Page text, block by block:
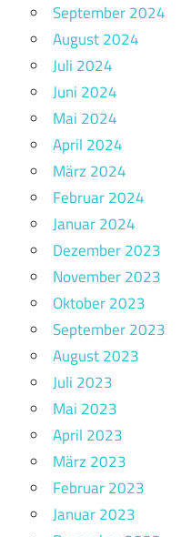
September 2024
August 2024
Juli 2024
Juni 2024
Mai 2024
April 2024
März 2024
Februar 2024
Januar 2024
Dezember 2023
November 2023
Oktober 2023
September 2023
August 2023
Juli 2023
Mai 2023
April 2023
März 2023
Februar 2023
Januar 2023